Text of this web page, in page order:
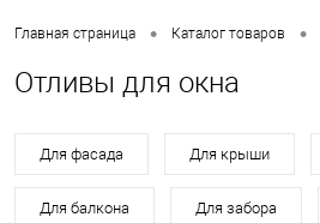
Главная страница • Каталог товаров •
Отливы для окна
Для фасада Для крыши
Для балкона Для забора